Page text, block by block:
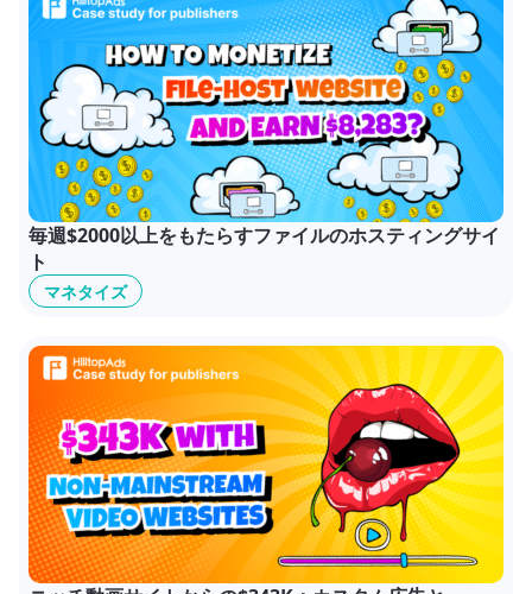
マネタイズ
毎週$2000以上をもたらすファイルのホスティングサイ
ト